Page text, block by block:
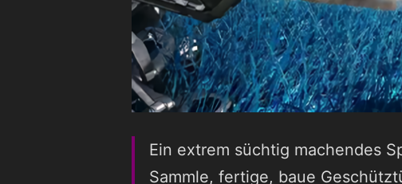
Ein extrem süchtig machendes
Sammle, fertige, baue